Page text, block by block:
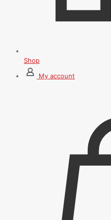
Shop
My account